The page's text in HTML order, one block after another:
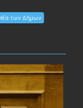
των Δήμων